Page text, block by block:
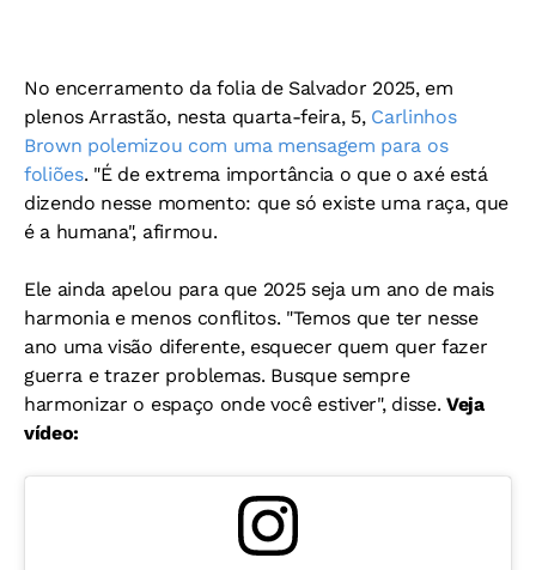
No encerramento da folia de Salvador 2025, em
plenos Arrastão, nesta quarta-feira, 5, Carlinhos
Brown polemizou com uma mensagem para os
foliões. "É de extrema importância o que o axé está
dizendo nesse momento: que só existe uma raça, que
é a humana", afirmou.
Ele ainda apelou para que 2025 seja um ano de mais
harmonia e menos conflitos. "Temos que ter nesse
ano uma visão diferente, esquecer quem quer fazer
guerra e trazer problemas. Busque sempre
harmonizar o espaço onde você estiver", disse. Veja
vídeo: